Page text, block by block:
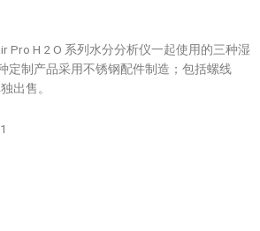
Pro H 2 O 系列水分分析仪一起使用的三种湿
定制产品采用不锈钢配件制造；包括螺线
出售。